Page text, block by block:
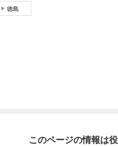
徳島
このページの情報は